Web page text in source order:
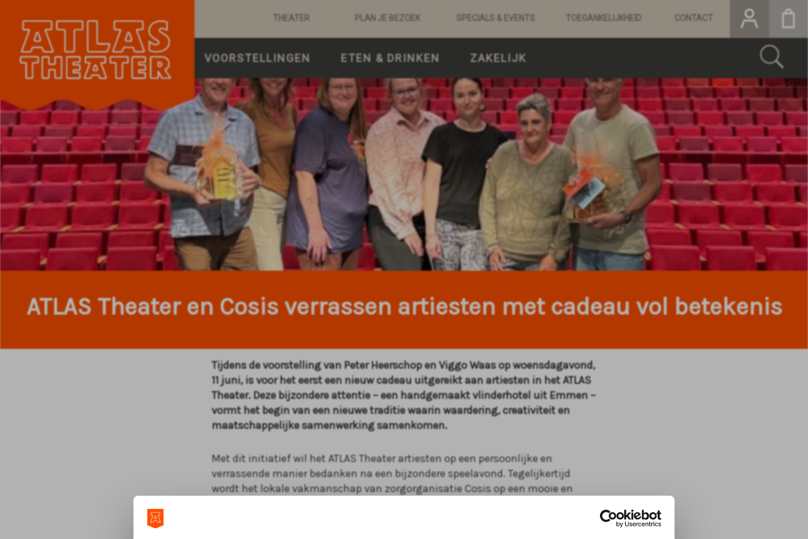
CONTACT
TOEGANKELIJKHEID
SPECIALS & EVENTS
PLAN JE BEZOEK
THEATER
VOORSTELLINGEN ETEN & DRINKEN ZAKELIJK
ATLAS Theater en Cosis verrassen artiesten met cadeau vol betekenis
Tijdens de voorstelling van Peter Heerschop en Viggo Waas op woensdagavond,
11 juni, is voor het eerst een nieuw cadeau uitgereikt aan artiesten in het ATLAS
Theater. Deze bijzondere attentie – een handgemaakt vlinderhotel uit Emmen –
vormt het begin van een nieuwe traditie waarin waardering, creativiteit en
maatschappelijke samenwerking samenkomen.
Met dit initiatief wil het ATLAS Theater artiesten op een persoonlijke en
verrassende manier bedanken na een bijzondere speelavond. Tegelijkertijd
wordt het lokale vakmanschap van zorgorganisatie Cosis op een mooie en